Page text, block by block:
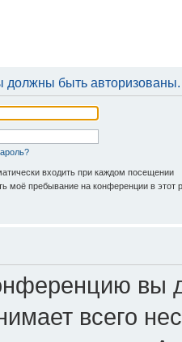
быть авторизованы.
входить при каждом посещении
моё пребывание на конференции в этот
вы
всего